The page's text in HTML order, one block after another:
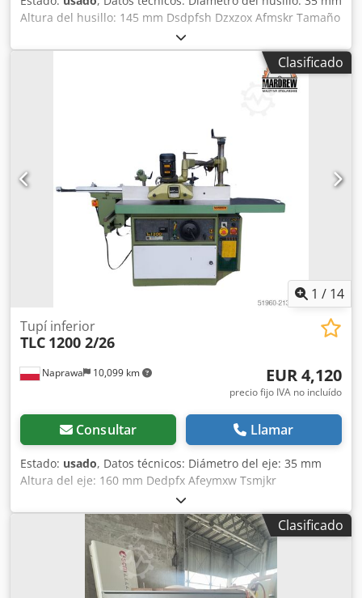
Altura del husillo: 145 mm Dsdpfsh Dzxzox Afmskr Tamaño
máximo de la herramienta: 220 mm Velocidades:
2900/4400/6000/8000/10000 rpm Ajuste manual de la
altura del husillo Bloqueo del husillo Dimensiones de la
mesa de trabajo: 300x1100 mm Brazos del carro guía
mm Anchura: 800 mm Altura: 1230 mm
Clasificado
1 / 14
Naprawa 10,099 km
Tupí inferior
TLC 1200 2/26
EUR 4,120
precio fijo IVA no incluído
Consultar Llamar
Estado: usado, Datos técnicos: Diámetro del eje: 35 mm
Altura del eje: 160 mm Dedpfx Afeymxw Tsmjkr
Velocidades: 3200/4200/6000/8000 Ajuste manual de altura
del eje Bloqueo del eje Mesa para espigado Brazos de tope
ajustables Potencia del motor: 3 kW Alimentación: 380 V
Equipada con alimentador de 3 rodillos Velocidad de
avance: 3,5|7,5|10|21 m/min Protecciones adicionales
para el eje - 2 unidades Dimensiones totales: Longitud:
Clasificado